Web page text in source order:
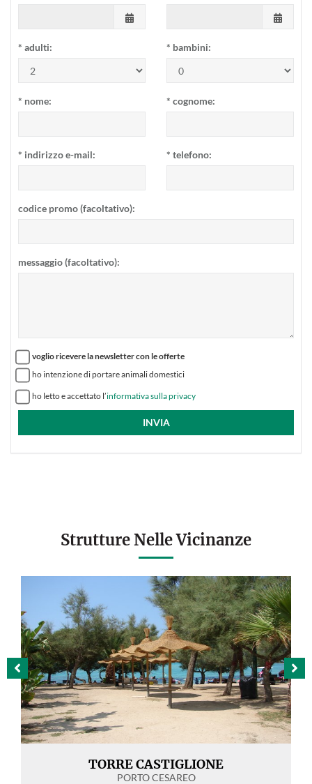
* adulti: * bambini:
* nome: * cognome:
* indirizzo e-mail: * telefono:
codice promo (facoltativo):
messaggio (facoltativo):
voglio ricevere la newsletter con le offerte
ho intenzione di portare animali domestici
ho letto e accettato l’informativa sulla privacy
Strutture Nelle Vicinanze
TORRE CASTIGLIONE
PORTO CESAREO